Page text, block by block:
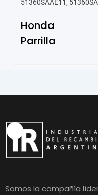
51360SAAE11,
Honda
Parrilla
Somos la compañía